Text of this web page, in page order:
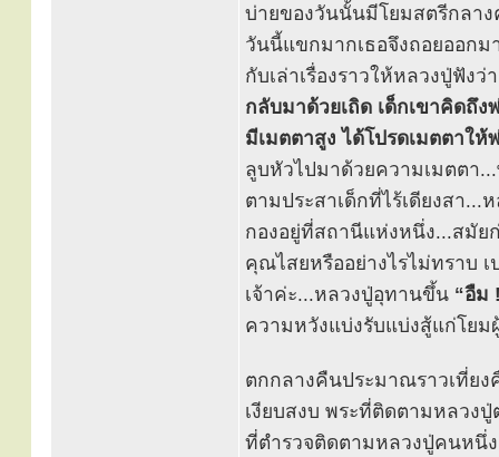
บ่ายของวันนั้นมีโยมสตรีกลา
วันนี้แขกมากเธอจึงถอยออก
กับเล่าเรื่องราวให้หลวงปู่ฟังว่
กลับมาด้วยเถิด เด็กเขาคิดถึ
มีเมตตาสูง ได้โปรดเมตตาให้
ลูบหัวไปมาด้วยความเมตตา
ตามประสาเด็กที่ไร้เดียงสา...
กองอยู่ที่สถานีแห่งหนึ่ง...สมัย
คุณไสยหรืออย่างไรไม่ทราบ
เจ้าค่ะ...หลวงปู่อุทานขึ้น “อืม
ความหวังแบ่งรับแบ่งสู้แก่โย
ตกกลางคืนประมาณราวเที่ย
เงียบสงบ พระที่ติดตามหลวง
ที่ตำรวจติดตามหลวงปู่คนหนึ่